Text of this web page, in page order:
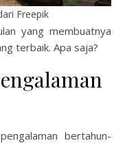
Freepik
yang membuatnya
terbaik. Apa saja?
bertahun-